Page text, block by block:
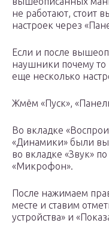
не работают, стоит
настроек через
Если и после
наушники почему то
еще несколько
Жмём «Пуск»,
Во вкладке
«Динамики» были
во вкладке «Звук»
«Микрофон».
После нажимаем
месте и ставим
устройства» и